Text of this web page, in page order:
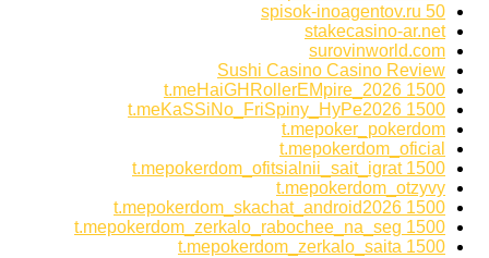
spisok-inoagentov.ru 50
stakecasino-ar.net
surovinworld.com
Sushi Casino Casino Review
t.meHaiGHRollerEMpire_2026 1500
t.meKaSSiNo_FriSpiny_HyPe2026 1500
t.mepoker_pokerdom
t.mepokerdom_oficial
t.mepokerdom_ofitsialnii_sait_igrat 1500
t.mepokerdom_otzyvy
t.mepokerdom_skachat_android2026 1500
t.mepokerdom_zerkalo_rabochee_na_seg 1500
t.mepokerdom_zerkalo_saita 1500